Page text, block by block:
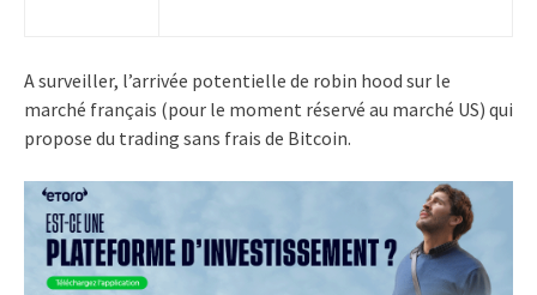
A surveiller, l’arrivée potentielle de robin hood sur le
marché français (pour le moment réservé au marché US) qui
propose du trading sans frais de Bitcoin.